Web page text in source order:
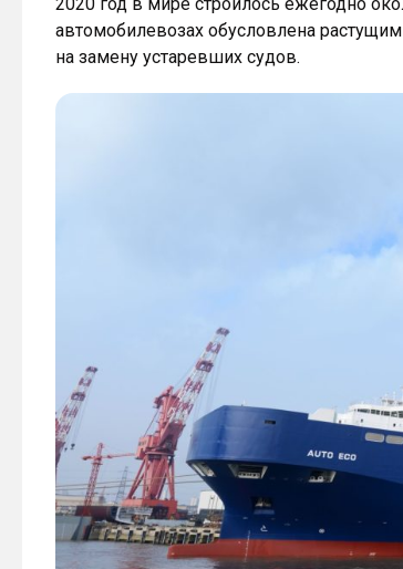
автомобилевозах обусловлена
на замену устаревших судов.